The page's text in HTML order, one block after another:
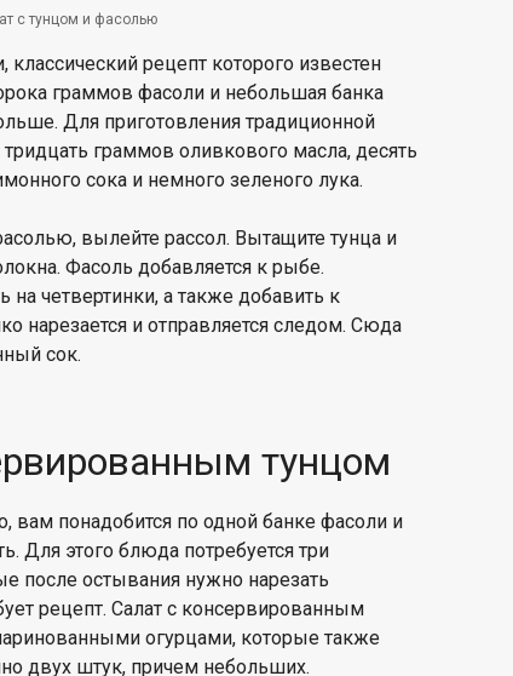
с тунцом и фасолью
рецепт которого известен
граммов фасоли и небольшая банка
Для приготовления традиционной
граммов оливкового масла, десять
сока и немного зеленого лука.
вылейте рассол. Вытащите тунца и
Фасоль добавляется к рыбе.
четвертинки, а также добавить к
нарезается и отправляется следом. Сюда
сок.
тунцом
вам понадобится по одной банке фасоли и
Для этого блюда потребуется три
после остывания нужно нарезать
рецепт. Салат с консервированным
огурцами, которые также
двух штук, причем небольших.